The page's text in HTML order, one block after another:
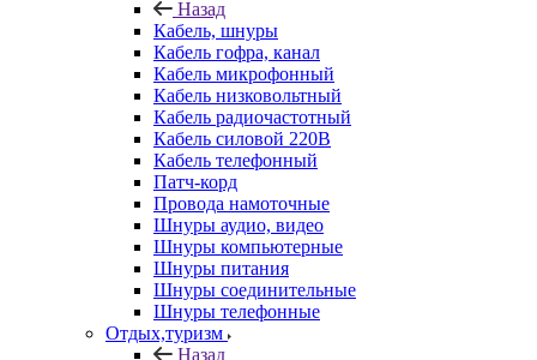
Назад
Кабель, шнуры
Кабель гофра, канал
Кабель микрофонный
Кабель низковольтный
Кабель радиочастотный
Кабель силовой 220В
Кабель телефонный
Патч-корд
Провода намоточные
Шнуры аудио, видео
Шнуры компьютерные
Шнуры питания
Шнуры соединительные
Шнуры телефонные
Отдых,туризм
Назад